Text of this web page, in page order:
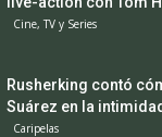
Cine, TV y Series
Rusherking contó
Suárez en la
Caripelas